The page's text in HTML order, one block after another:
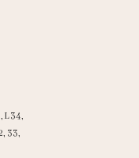
, L34,
, 33,